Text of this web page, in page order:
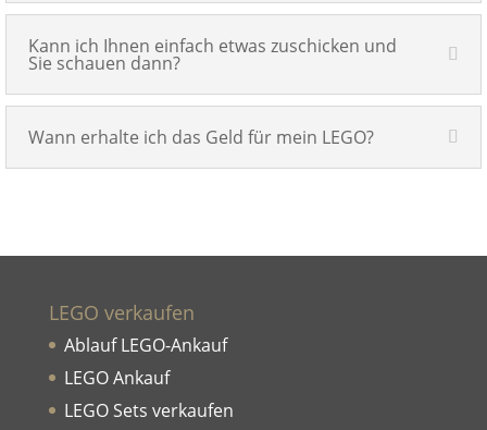
Kann ich Ihnen einfach etwas zuschicken und
Sie schauen dann?
Wann erhalte ich das Geld für mein LEGO?
LEGO verkaufen
Ablauf LEGO-Ankauf
LEGO Ankauf
LEGO Sets verkaufen